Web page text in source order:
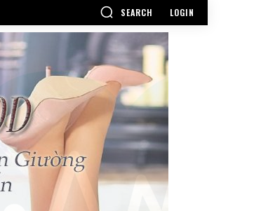
SEARCH LOGIN